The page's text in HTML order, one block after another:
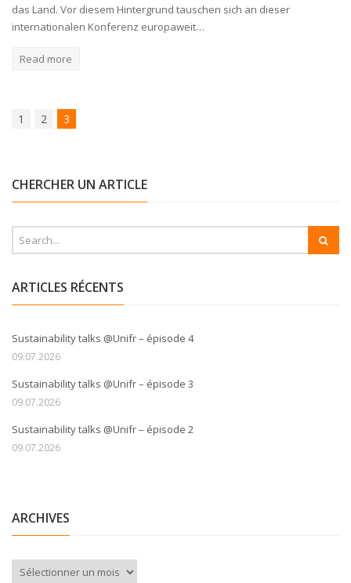
das Land. Vor diesem Hintergrund tauschen sich an dieser
internationalen Konferenz europaweit…
Read more
1 2 3
CHERCHER UN ARTICLE
ARTICLES RÉCENTS
Sustainability talks @Unifr – épisode 4
09.07.2026
Sustainability talks @Unifr – épisode 3
09.07.2026
Sustainability talks @Unifr – épisode 2
09.07.2026
ARCHIVES
Archives